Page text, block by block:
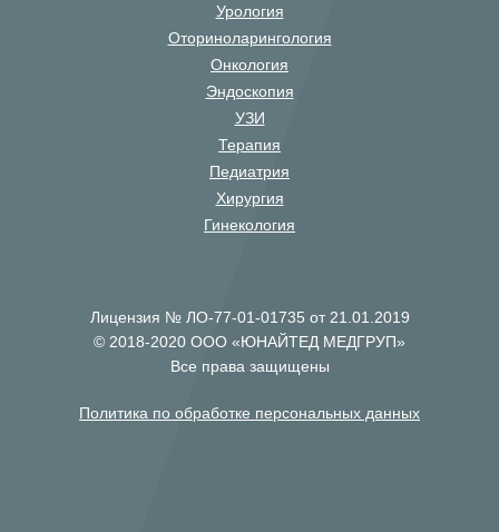
Урология
Оториноларингология
Онкология
Эндоскопия
УЗИ
Терапия
Педиатрия
Хирургия
Гинекология
Лицензия № ЛО-77-01-01735 от 21.01.2019
© 2018-2020 ООО «ЮНАЙТЕД МЕДГРУП»
Все права защищены
Политика по обработке персональных данных